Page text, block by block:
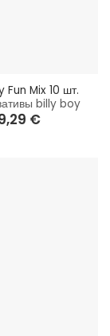
Fun Mix 10 шт.
billy boy
€